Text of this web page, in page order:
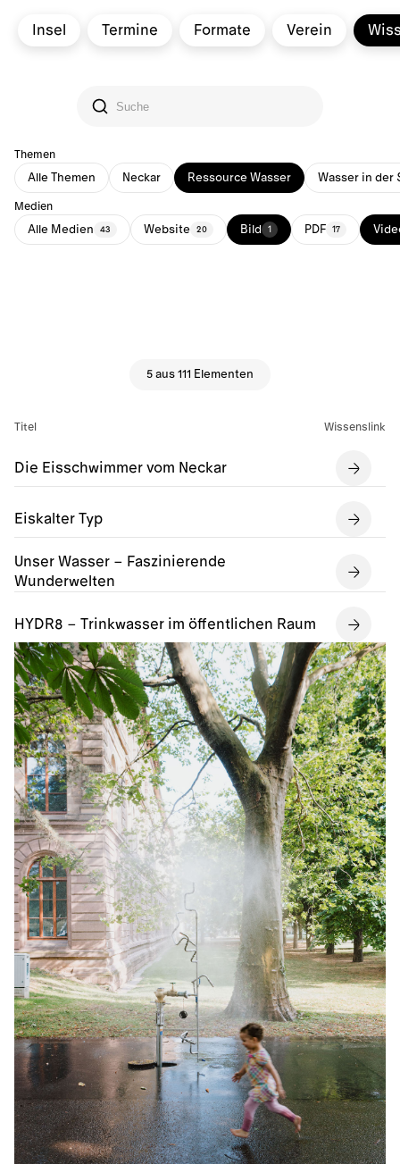
Insel Termine Formate Verein
Themen
Alle Themen Neckar Ressource Wasser Wasser in der
Medien
Alle Medien 43 Website 20 Bild 1 PDF 17
5 aus 111 Elementen
Titel Wissenslink
Die Eisschwimmer vom Neckar
Eiskalter Typ
Unser Wasser – Faszinierende
Wunderwelten
HYDR8 – Trinkwasser im öffentlichen Raum